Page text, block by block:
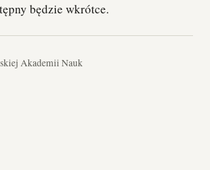
będzie wkrótce.
Akademii Nauk